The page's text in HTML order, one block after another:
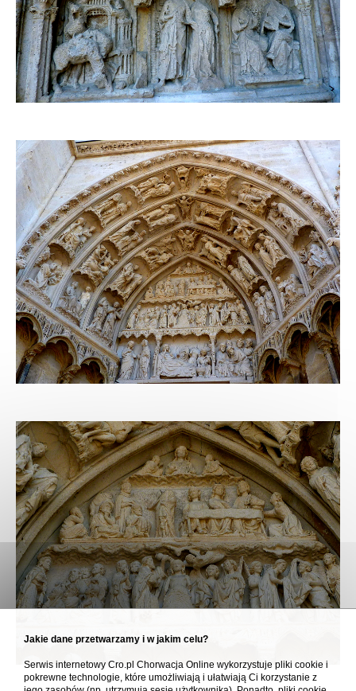
Jakie dane przetwarzamy i w jakim celu?
Serwis internetowy Cro.pl Chorwacja Online wykorzystuje pliki cookie i
pokrewne technologie, które umożliwiają i ułatwiają Ci korzystanie z